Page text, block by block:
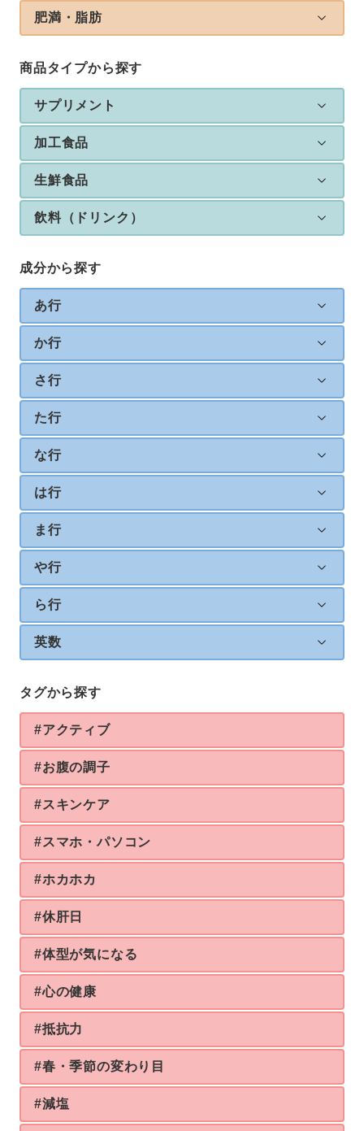
肥満・脂肪
商品タイプから探す
サプリメント
加工食品
生鮮食品
飲料（ドリンク）
成分から探す
あ行
か行
さ行
た行
な行
は行
ま行
や行
ら行
英数
タグから探す
#アクティブ
#お腹の調子
#スキンケア
#スマホ・パソコン
#ホカホカ
#休肝日
#体型が気になる
#心の健康
#抵抗力
#春・季節の変わり目
#減塩